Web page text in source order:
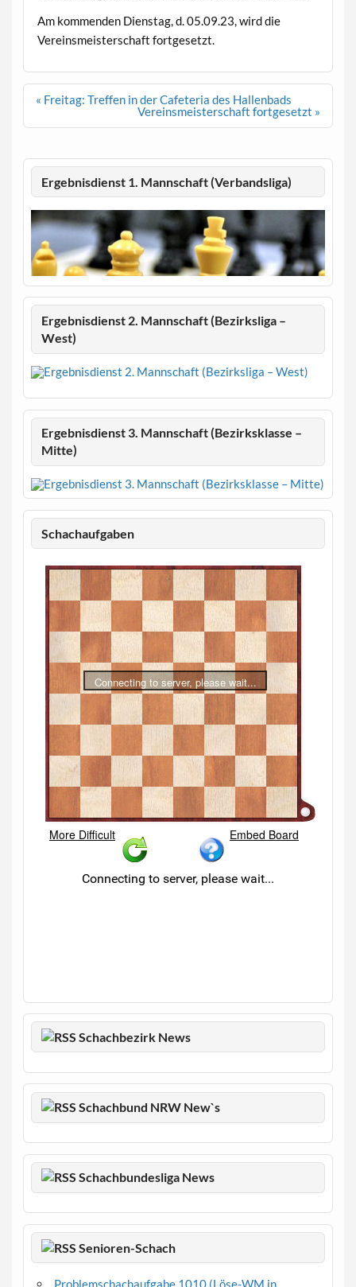
Am kommenden Dienstag, d. 05.09.23, wird die
Vereinsmeisterschaft fortgesetzt.
Beitragsnavigation
« Freitag: Treffen in der Cafeteria des Hallenbads
Vereinsmeisterschaft fortgesetzt »
Ergebnisdienst 1. Mannschaft (Verbandsliga)
Ergebnisdienst 2. Mannschaft (Bezirksliga –
West)
Ergebnisdienst 3. Mannschaft (Bezirksklasse –
Mitte)
Schachaufgaben
Schachbezirk News
Schachbund NRW New`s
Schachbundesliga News
Senioren-Schach